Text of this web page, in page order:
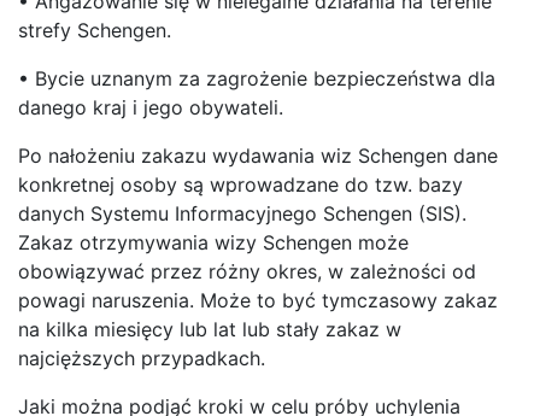
strefy Schengen.
• Bycie uznanym za zagrożenie bezpieczeństwa dla
danego kraj i jego obywateli.
Po nałożeniu zakazu wydawania wiz Schengen dane
konkretnej osoby są wprowadzane do tzw. bazy
danych Systemu Informacyjnego Schengen (SIS).
Zakaz otrzymywania wizy Schengen może
obowiązywać przez różny okres, w zależności od
powagi naruszenia. Może to być tymczasowy zakaz
na kilka miesięcy lub lat lub stały zakaz w
najcięższych przypadkach.
Jaki można podjąć kroki w celu próby uchylenia